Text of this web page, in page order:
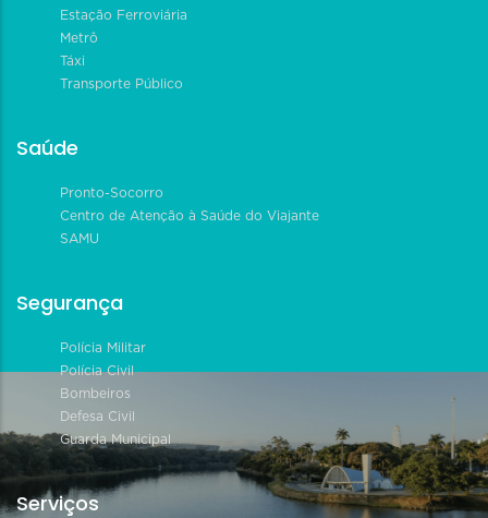
Estação Ferroviária
Metrô
Táxi
Transporte Público
Saúde
Pronto-Socorro
Centro de Atenção à Saúde do Viajante
SAMU
Segurança
Polícia Militar
Polícia Civil
Bombeiros
Defesa Civil
Guarda Municipal
Serviços